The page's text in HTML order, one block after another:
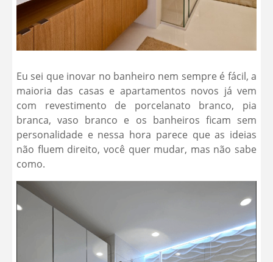
Eu sei que inovar no banheiro nem sempre é fácil, a
maioria das casas e apartamentos novos já vem
com revestimento de porcelanato branco, pia
branca, vaso branco e os banheiros ficam sem
personalidade e nessa hora parece que as ideias
não fluem direito, você quer mudar, mas não sabe
como.